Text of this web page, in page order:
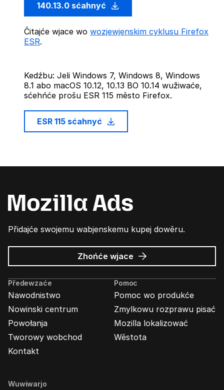
140.13.0 sćahnyć
Čitajće wjace wo wozjewjenskim cyklusu Firefox
ESR.
Kedźbu: Jeli Windows 7, Windows 8, Windows
8.1 abo macOS 10.12, 10.13 BO 10.14 wužiwaće,
sćehńće prošu ESR 115 město Firefox.
ESR 115 sćahnyć
Přidajće swojemu wabjenskemu kupej dowěru.
Zhońće wjace wo
Wabjenje
Mozilla
Předewzaće
Nawodnistwo
Nowinski centrum
Powołanja
Tworowy wobchod
Kontakt
Pomoc
Pomoc wo produkće
Zmylkowu rozprawu pisać
Mozilla lokalizować
Wěstota
Wuwiwarjo